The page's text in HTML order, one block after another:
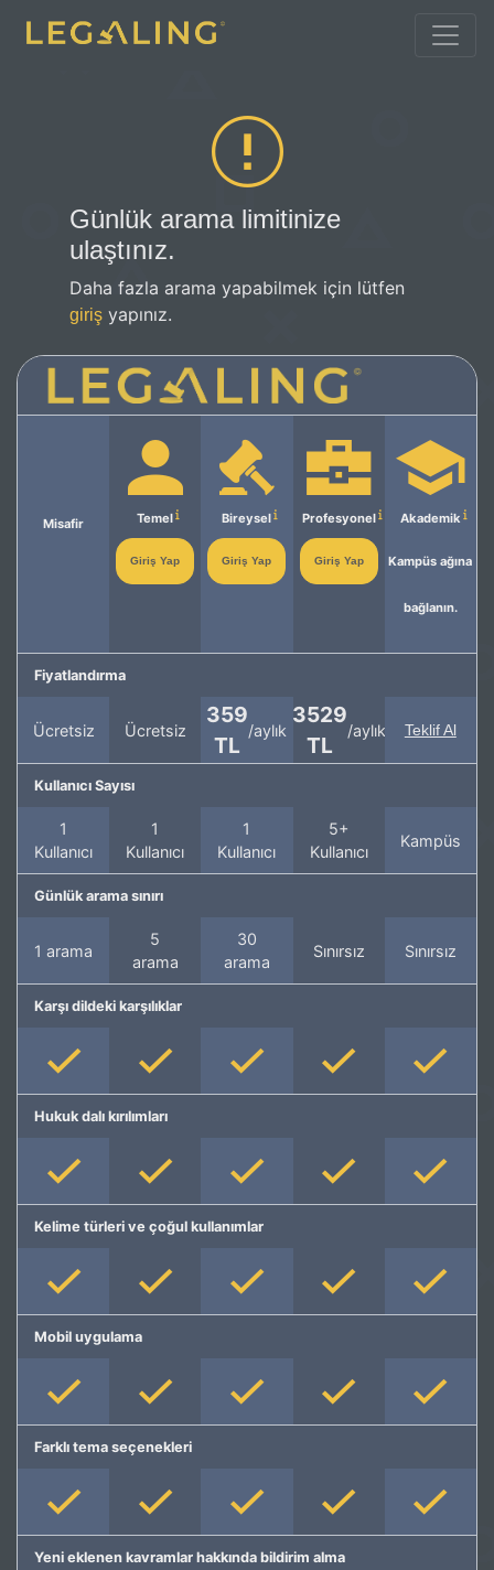
Günlük arama limitinize
ulaştınız.
Daha fazla arama yapabilmek için lütfen
giriş yapınız.
Misafir Temel
Giriş Yap
Bireysel
Giriş Yap
Profesyonel
Giriş Yap
Akademik
Kampüs ağına
bağlanın.
Fiyatlandırma
Ücretsiz Ücretsiz
359
TL
/aylık
3529
TL
/aylık Teklif Al
Kullanıcı Sayısı
1
Kullanıcı
1
Kullanıcı
1
Kullanıcı
5+
Kullanıcı
Kampüs
Günlük arama sınırı
1 arama
5
arama
30
arama
Sınırsız Sınırsız
Karşı dildeki karşılıklar
Hukuk dalı kırılımları
Kelime türleri ve çoğul kullanımlar
Mobil uygulama
Farklı tema seçenekleri
Yeni eklenen kavramlar hakkında bildirim alma